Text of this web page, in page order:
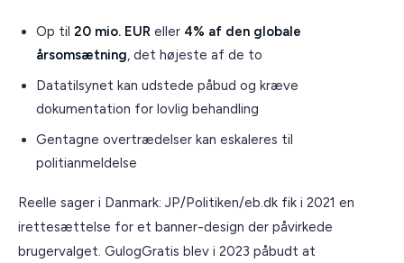
Op til 20 mio. EUR eller 4% af den globale
årsomsætning, det højeste af de to
Datatilsynet kan udstede påbud og kræve
dokumentation for lovlig behandling
Gentagne overtrædelser kan eskaleres til
politianmeldelse
Reelle sager i Danmark: JP/Politiken/eb.dk fik i 2021 en
irettesættelse for et banner-design der påvirkede
brugervalget. GulogGratis blev i 2023 påbudt at